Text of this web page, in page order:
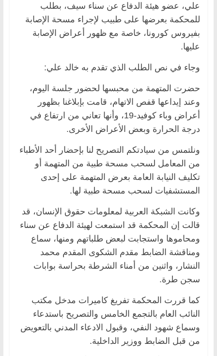
علي، عضو هيئة الدفاع عن سناء سيف، بطلب
للمحكمة بعرضها على طبيب لإجراء مسحة الإصابة
بفيروس كورونا، خاصة مع ظهور أعراض الإصابة
عليها.
وجاء في نص الطلب الذي تقدم به خالد علي:
حضرت المتهمة من محبسها لحضور جلسة اليوم،
وعند إيداعها قفص الاتهام، قامت بإبلاغنا بظهور
أعراض وباء كوفيد-19، وأنها تعاني من ارتفاع في
درجة الحرارة وبعض الأعراض الأخرى.
ونلتمس من سيادتكم التصريح لنا بإحضار أحد الأطباء
من المعامل لسحب مسحة طبية من المتهمة أو
تكليف النيابة العامة بعرض المتهمة على إحدى
المستشفيات لسحب مسحة طبية لها.
وكانت الشبكة العربية لمعلومات حقوق الإنسان، قد
قالت إن المحكمة قد استمعت لهيئة الدفاع عن سناء
ومحاموها واستجابت لبعض طلباتهم ومنها، سماع
ومناقشة الضابط مقدم الشكوى المقدم محمد
النشار، واثنين من أمناء الشرطة بحراسة بوابات
سجن طرة.
كما قررت المحكمة تفريغ كاميرات مدخل مكتب
النائب العام بالتجمع الخامس والتصريح باستدعاء
وسماع شهود النفي، وقبول الادعاء المدني بالتعويض
من قبل الضابط ووزير الداخلية.